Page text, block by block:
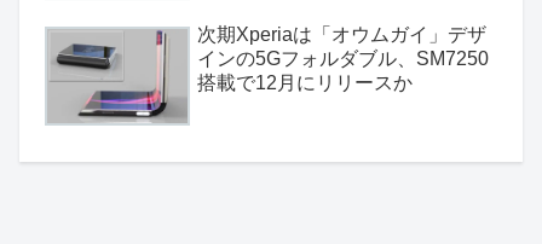
次期Xperiaは「オウムガイ」デザ
インの5Gフォルダブル、SM7250
搭載で12月にリリースか